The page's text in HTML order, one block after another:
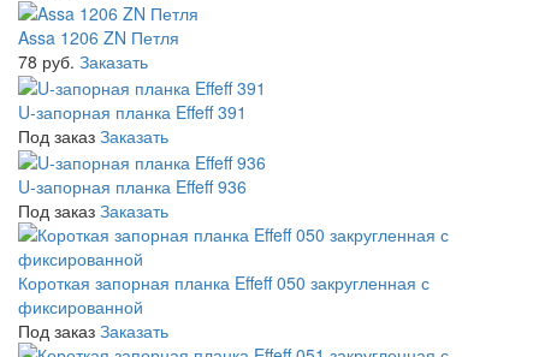
Assa 1206 ZN Петля
78 руб. Заказать
U-запорная планка Effeff 391
Под заказ Заказать
U-запорная планка Effeff 936
Под заказ Заказать
Короткая запорная планка Effeff 050 закругленная с
фиксированной
Под заказ Заказать